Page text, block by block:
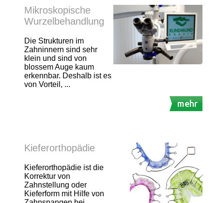
Mikroskopische
Wurzelbehandlung
Die Strukturen im
Zahninnern sind sehr
klein und sind von
blossem Auge kaum
erkennbar. Deshalb ist es
von Vorteil, ...
mehr
Kieferorthopädie
Kieferorthopädie ist die
Korrektur von
Zahnstellung oder
Kieferform mit Hilfe von